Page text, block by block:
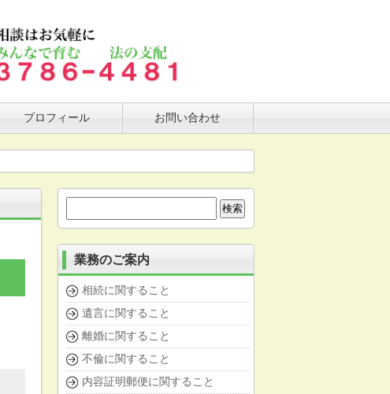
プロフィール お問い合わせ
索:
業務のご案内
相続に関すること
遺言に関すること
離婚に関すること
不倫に関すること
内容証明郵便に関すること